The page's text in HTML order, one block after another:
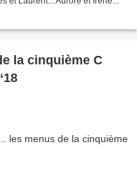
la cinquième C